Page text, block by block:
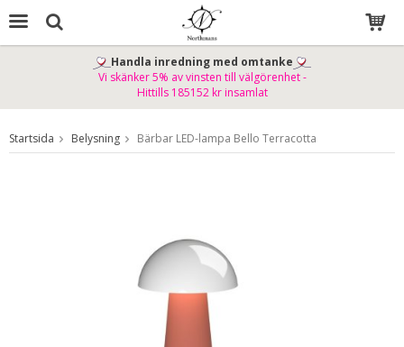
Produkten har blivit tillagd i varukorgen
Handla inredning med omtanke
Vi skänker 5% av vinsten till välgörenhet -
Hittills 185152 kr insamlat
Startsida Belysning Bärbar LED-lampa Bello Terracotta